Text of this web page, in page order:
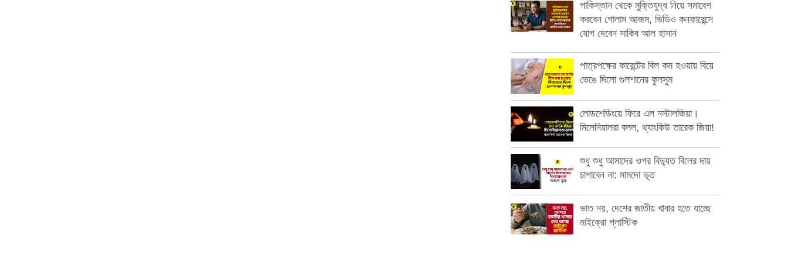
পাকিস্তান থেকে মুক্তিযুদ্ধ নিয়ে সমাবেশ
করবেন গোলাম আজম, ভিডিও কনফারেন্সে
যোগ দেবেন সাকিব আল হাসান
পাত্রপক্ষের কারেন্টের বিল কম হওয়ায় বিয়ে
ভেঙে দিলো গুলশানের কুলসুম
লোডশেডিংয়ে ফিরে এল নস্টালজিয়া।
মিলেনিয়ালরা বলল, থ্যাংকিউ তারেক জিয়া!
শুধু শুধু আমাদের ওপর বিদ্যুত বিলের দায়
চাপাবেন না: মামদো ভূত
ভাত নয়, দেশের জাতীয় খাবার হতে যাচ্ছে
মাইক্রো প্লাস্টিক